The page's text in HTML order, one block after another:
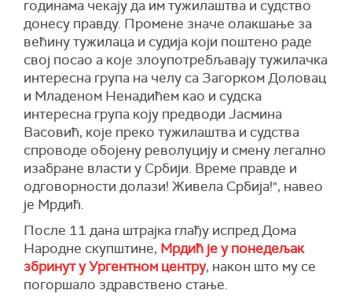
годинама чекају да им тужилаштва и судство
донесу правду. Промене значе олакшање за
већину тужилаца и судија који поштено раде
свој посао а које злоупотребљавају тужилачка
интересна група на челу са Загорком Доловац
и Младеном Ненадићем као и судска
интересна група коју предводи Јасмина
Васовић, које преко тужилаштва и судства
спроводе обојену револуцију и смену легално
изабране власти у Србији. Време правде и
одговорности долази! Живела Србија!", навео
је Мрдић.
После 11 дана штрајка глађу испред Дома
Народне скупштине, Мрдић је у понедељак
збринут у Ургентном центру, након што му се
погоршало здравствено стање.